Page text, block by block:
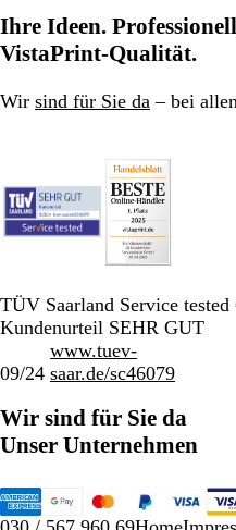
Ihre Ideen.
VistaPrint-Qualität.
Wir sind für Sie da – bei
TÜV Saarland Service
Kundenurteil SEHR GUT
09/24
www.tuev-
saar.de/sc46079
Wir sind für Sie da
Unser Unternehmen